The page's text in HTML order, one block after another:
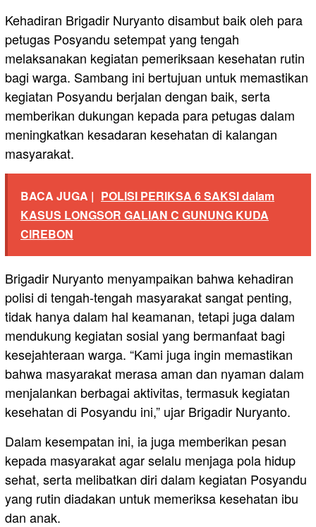
Kehadiran Brigadir Nuryanto disambut baik oleh para
petugas Posyandu setempat yang tengah
melaksanakan kegiatan pemeriksaan kesehatan rutin
bagi warga. Sambang ini bertujuan untuk memastikan
kegiatan Posyandu berjalan dengan baik, serta
memberikan dukungan kepada para petugas dalam
meningkatkan kesadaran kesehatan di kalangan
masyarakat.
BACA JUGA | POLISI PERIKSA 6 SAKSI dalam
KASUS LONGSOR GALIAN C GUNUNG KUDA
CIREBON
Brigadir Nuryanto menyampaikan bahwa kehadiran
polisi di tengah-tengah masyarakat sangat penting,
tidak hanya dalam hal keamanan, tetapi juga dalam
mendukung kegiatan sosial yang bermanfaat bagi
kesejahteraan warga. “Kami juga ingin memastikan
bahwa masyarakat merasa aman dan nyaman dalam
menjalankan berbagai aktivitas, termasuk kegiatan
kesehatan di Posyandu ini,” ujar Brigadir Nuryanto.
Dalam kesempatan ini, ia juga memberikan pesan
kepada masyarakat agar selalu menjaga pola hidup
sehat, serta melibatkan diri dalam kegiatan Posyandu
yang rutin diadakan untuk memeriksa kesehatan ibu
dan anak.